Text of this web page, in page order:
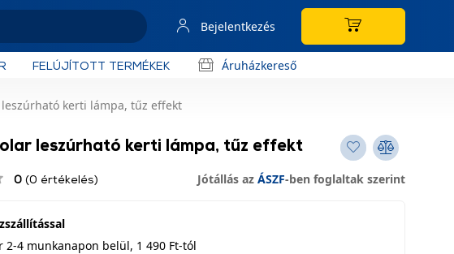
Bejelentkezés
FELÚJÍTOTT TERMÉKEK Áruházkereső
kerti lámpa, tűz effekt
leszúrható kerti lámpa, tűz effekt
0 (0 értékelés) Jótállás az ÁSZF-ben foglaltak szerint
2-4 munkanapon belül, 1 490 Ft-tól